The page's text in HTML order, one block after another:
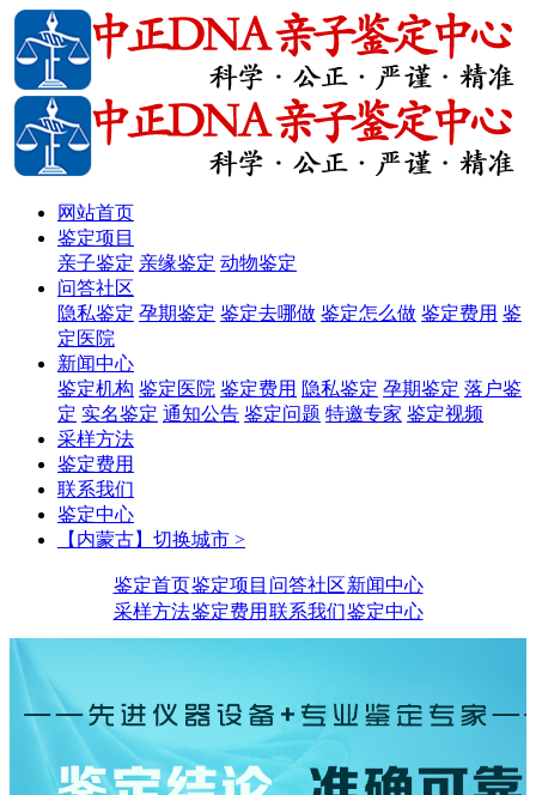
网站首页
鉴定项目
亲子鉴定 亲缘鉴定 动物鉴定
问答社区
隐私鉴定 孕期鉴定 鉴定去哪做 鉴定怎么做 鉴定费用 鉴
定医院
新闻中心
鉴定机构 鉴定医院 鉴定费用 隐私鉴定 孕期鉴定 落户鉴
定 实名鉴定 通知公告 鉴定问题 特邀专家 鉴定视频
采样方法
鉴定费用
联系我们
鉴定中心
【内蒙古】切换城市 >
鉴定首页鉴定项目 问答社区新闻中心
采样方法鉴定费用 联系我们鉴定中心